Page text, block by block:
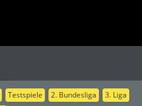
Testspiele 2. Bundesliga
3. Liga